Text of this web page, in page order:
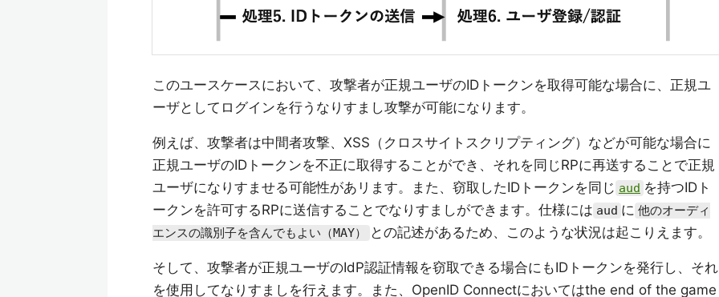
このユースケースにおいて、攻撃者が正規ユーザのIDトークンを取得可能な場合に、正規ユ
ーザとしてログインを行うなりすまし攻撃が可能になります。
例えば、攻撃者は中間者攻撃、XSS（クロスサイトスクリプティング）などが可能な場合に
正規ユーザのIDトークンを不正に取得することができ、それを同じRPに再送することで正規
ユーザになりすませる可能性があリます。また、窃取したIDトークンを同じ aud を持つIDト
ークンを許可するRPに送信することでなりすましができます。仕様には aud に 他のオーディ
エンスの識別子を含んでもよい（MAY）
との記述があるため、このような状況は起こりえます。
そして、攻撃者が正規ユーザのIdP認証情報を窃取できる場合にもIDトークンを発行し、それ
を使用してなりすましを行えます。また、OpenID Connectにおいてはthe end of the game